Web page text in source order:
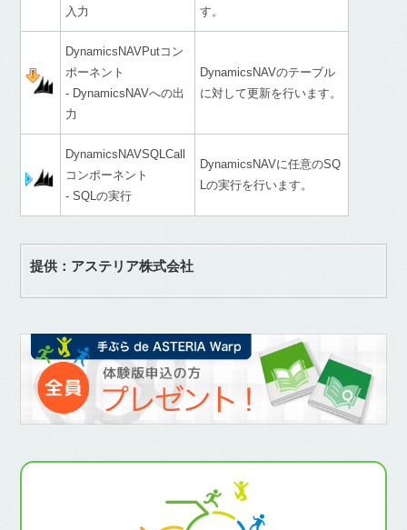
入力
す。
DynamicsNAVPutコン
ポーネント
- DynamicsNAVへの出
力
DynamicsNAVのテーブル
に対して更新を行います。
DynamicsNAVSQLCall
コンポーネント
- SQLの実行
DynamicsNAVに任意のSQ
Lの実行を行います。
提供：アステリア株式会社